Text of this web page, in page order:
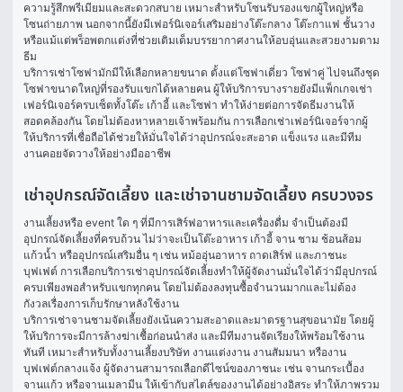
ความรู้สึกพรีเมียมและสะดวกสบาย เหมาะสำหรับโซนรับรองแขกผู้ใหญ่หรือ
โซนถ่ายภาพ นอกจากนี้ยังมีเฟอร์นิเจอร์เสริมอย่างโต๊ะกลาง โต๊ะกาแฟ ชั้นวาง
หรือแม้แต่พร็อพตกแต่งที่ช่วยเติมเต็มบรรยากาศงานให้อบอุ่นและสวยงามตาม
ธีม
บริการเช่าโซฟามักมีให้เลือกหลายขนาด ตั้งแต่โซฟาเดี่ยว โซฟาคู่ ไปจนถึงชุด
โซฟาขนาดใหญ่ที่รองรับแขกได้หลายคน ผู้ให้บริการบางรายยังมีแพ็กเกจเช่า
เฟอร์นิเจอร์ครบเซ็ตทั้งโต๊ะ เก้าอี้ และโซฟา ทำให้ง่ายต่อการจัดธีมงานให้
สอดคล้องกัน โดยไม่ต้องหาหลายเจ้าพร้อมกัน การเลือกเช่าเฟอร์นิเจอร์จากผู้
ให้บริการที่เชื่อถือได้ช่วยให้มั่นใจได้ว่าอุปกรณ์จะสะอาด แข็งแรง และมีทีม
งานคอยจัดวางให้อย่างมืออาชีพ
เช่าอุปกรณ์จัดเลี้ยง และเช่าจานชามจัดเลี้ยง ครบวงจร
งานเลี้ยงหรือ event ใด ๆ ที่มีการเสิร์ฟอาหารและเครื่องดื่ม จำเป็นต้องมี
อุปกรณ์จัดเลี้ยงที่ครบถ้วน ไม่ว่าจะเป็นโต๊ะอาหาร เก้าอี้ จาน ชาม ช้อนส้อม
แก้วน้ำ หรืออุปกรณ์เสริมอื่น ๆ เช่น หม้ออุ่นอาหาร ถาดเสิร์ฟ และภาชนะ
บุฟเฟต์ การเลือกบริการเช่าอุปกรณ์จัดเลี้ยงทำให้ผู้จัดงานมั่นใจได้ว่ามีอุปกรณ์
ครบเพียงพอสำหรับแขกทุกคน โดยไม่ต้องลงทุนซื้อจำนวนมากและไม่ต้อง
กังวลเรื่องการเก็บรักษาหลังใช้งาน
บริการเช่าจานชามจัดเลี้ยงยังเน้นความสะอาดและมาตรฐานสุขอนามัย โดยผู้
ให้บริการจะมีการล้างฆ่าเชื้อก่อนนำส่ง และมีทีมงานจัดเรียงให้พร้อมใช้งาน
ทันที เหมาะสำหรับทั้งงานเลี้ยงบริษัท งานแต่งงาน งานสัมมนา หรืองาน
บุฟเฟต์กลางแจ้ง ผู้จัดงานสามารถเลือกดีไซน์ของภาชนะ เช่น จานกระเบื้อง
จานแก้ว หรือจานเมลามีน ให้เข้ากับสไตล์ของงานได้อย่างอิสระ ทำให้ภาพรวม